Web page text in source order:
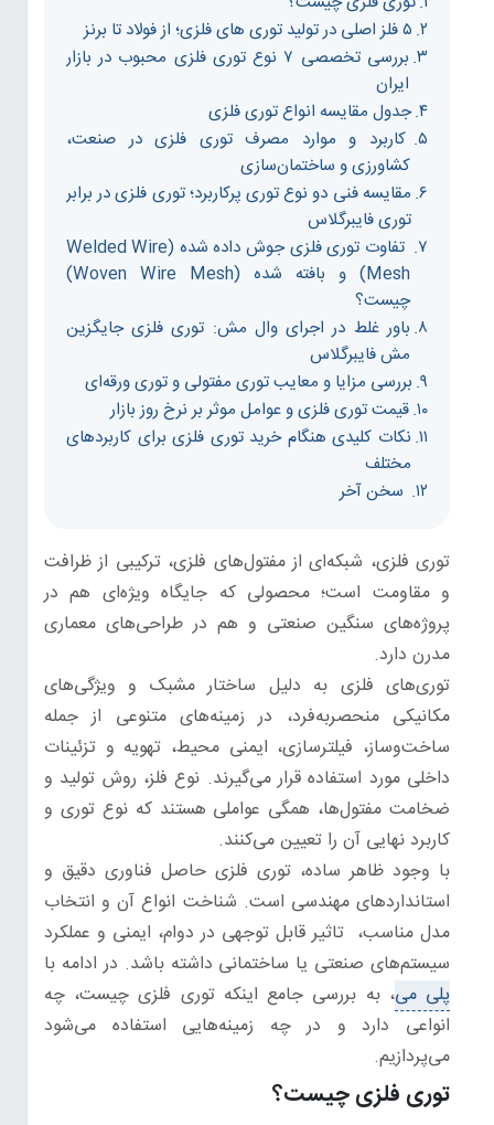
بررسی تخصصی ۷ نوع توری فلزی محبوب در بازار
جدول مقایسه انواع توری فلزی
کاربرد و موارد مصرف توری فلزی در صنعت،
کشاورزی و ساختمان‌سازی
مقایسه فنی دو نوع توری پرکاربرد؛ توری فلزی در برابر
توری فایبرگلاس
تفاوت توری فلزی جوش داده شده (Welded Wire
Mesh) و بافته شده (Woven Wire Mesh)
چیست؟
باور غلط در اجرای وال مش: توری فلزی جایگزین
مش فایبرگلاس
بررسی مزایا و معایب توری مفتولی و توری ورقه‌ای
قیمت توری فلزی و عوامل موثر بر نرخ روز بازار
نکات کلیدی هنگام خرید توری فلزی برای کاربردهای
مختلف
سخن آخر
توری فلزی، شبکه‌ای از مفتول‌های فلزی، ترکیبی از ظرافت
و مقاومت است؛ محصولی که جایگاه ویژه‌ای هم در
پروژه‌های سنگین صنعتی و هم در طراحی‌های معماری
مدرن دارد.
توری‌های فلزی به دلیل ساختار مشبک و ویژگی‌های
مکانیکی منحصربه‌فرد، در زمینه‌های متنوعی از جمله
ساخت‌وساز، فیلترسازی، ایمنی محیط، تهویه و تزئینات
داخلی مورد استفاده قرار می‌گیرند. نوع فلز، روش تولید و
ضخامت مفتول‌ها، همگی عواملی هستند که نوع توری و
کاربرد نهایی آن را تعیین می‌کنند.
با وجود ظاهر ساده، توری فلزی حاصل فناوری دقیق و
استانداردهای مهندسی است. شناخت انواع آن و انتخاب
مدل مناسب، تاثیر قابل توجهی در دوام، ایمنی و عملکرد
سیستم‌های صنعتی یا ساختمانی داشته باشد. در ادامه با
پلی می، به بررسی جامع اینکه توری فلزی چیست، چه
انواعی دارد و در چه زمینه‌هایی استفاده می‌شود
می‌پردازیم.
توری فلزی چیست؟